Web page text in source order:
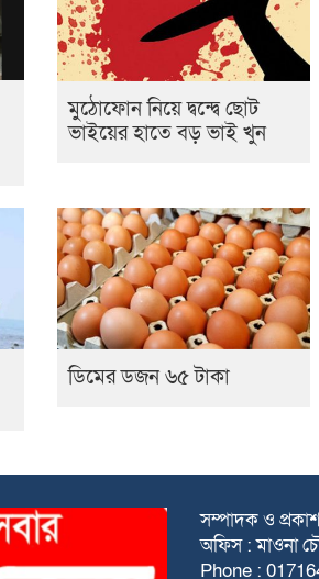
মুঠোফোন নিয়ে দ্বন্দ্বে ছোট
ভাইয়ের হাতে বড় ভাই খুন
ডিমের ডজন ৬৫ টাকা
সম্পাদক ও
অফিস : মাওনা
Phone :